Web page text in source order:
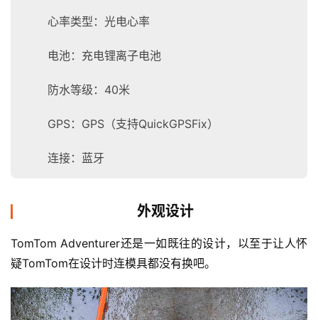
心率类型：光电心率
电池：充电锂离子电池
防水等级：40米
GPS：GPS（支持QuickGPSFix）
连接：蓝牙
外观设计
TomTom Adventurer还是一如既往的设计，以至于让人怀
疑TomTom在设计时连模具都没有换吧。